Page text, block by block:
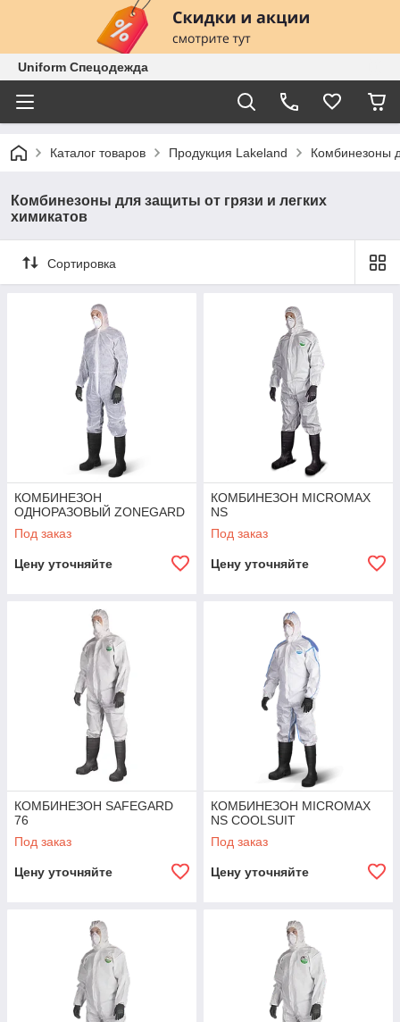
Uniform Спецодежда
Каталог товаров Продукция Lakeland Комбинезоны
Комбинезоны для защиты от грязи и легких
химикатов
Сортировка
КОМБИНЕЗОН
ОДНОРАЗОВЫЙ ZONEGARD
Под заказ
Цену уточняйте
КОМБИНЕЗОН MICROMAX
NS
Под заказ
Цену уточняйте
КОМБИНЕЗОН SAFEGARD
76
Под заказ
Цену уточняйте
КОМБИНЕЗОН MICROMAX
NS COOLSUIT
Под заказ
Цену уточняйте